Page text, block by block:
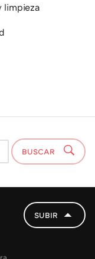
limpieza
BUSCAR
SUBIR